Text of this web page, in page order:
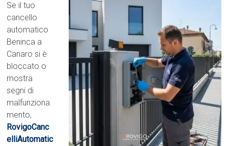
Se il tuo
cancello
automatico
Beninca a
Canaro si è
bloccato o
mostra
segni di
malfunziona
mento,
RovigoCanc
elliAutomatic